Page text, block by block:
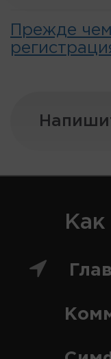
Прежде
Как